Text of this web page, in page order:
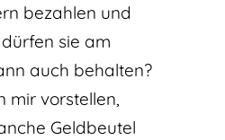
bezahlen und
dürfen sie am
auch behalten?
mir vorstellen,
Geldbeutel